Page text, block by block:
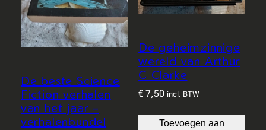
De beste Science
Fiction verhalen
van het jaar –
verhalenbundel
De geheimzinnige
wereld van Arthur
C Clarke
€ 7,50 incl. BTW
Toevoegen aan